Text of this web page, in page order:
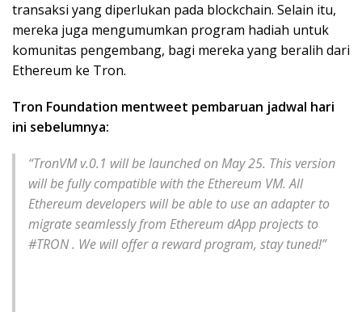
transaksi yang diperlukan pada blockchain. Selain itu,
mereka juga mengumumkan program hadiah untuk
komunitas pengembang, bagi mereka yang beralih dari
Ethereum ke Tron.
Tron Foundation mentweet pembaruan jadwal hari
ini sebelumnya:
“TronVM v.0.1 will be launched on May 25. This version
will be fully compatible with the Ethereum VM. All
Ethereum developers will be able to use an adapter to
migrate seamlessly from Ethereum dApp projects to
#TRON . We will offer a reward program, stay tuned!”